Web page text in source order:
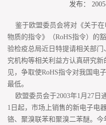
发布：
鉴于欧盟委员会将对《关于在
物质的指令》（RoHS指令）的
验检疫总局近日特提请相关部
究机构等相关利益方认真研究
见，争取使RoHS指令对我国电
最低。
欧盟委员会于2003年1月27日
1日起，市场上销售的新电子电
铬、聚溴联苯和聚溴二苯醚。